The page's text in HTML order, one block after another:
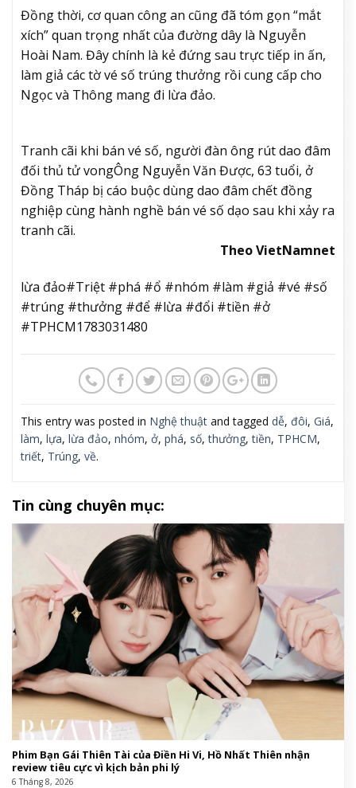
Đồng thời, cơ quan công an cũng đã tóm gọn “mắt
xích” quan trọng nhất của đường dây là Nguyễn
Hoài Nam. Đây chính là kẻ đứng sau trực tiếp in ấn,
làm giả các tờ vé số trúng thưởng rồi cung cấp cho
Ngọc và Thông mang đi lừa đảo.
Tranh cãi khi bán vé số, người đàn ông rút dao đâm
đối thủ tử vongÔng Nguyễn Văn Được, 63 tuổi, ở
Đồng Tháp bị cáo buộc dùng dao đâm chết đồng
nghiệp cùng hành nghề bán vé số dạo sau khi xảy ra
tranh cãi.
Theo VietNamnet
lừa đảo#Triệt #phá #ổ #nhóm #làm #giả #vé #số
#trúng #thưởng #để #lừa #đổi #tiền #ở
#TPHCM1783031480
This entry was posted in Nghệ thuật and tagged dễ, đôi, Giá,
làm, lựa, lừa đảo, nhóm, ở, phá, số,thưởng,tiền, TPHCM,
triết, Trúng, về.
Tin cùng chuyên mục:
Phim Bạn Gái Thiên Tài của Điền Hi Vi, Hồ Nhất Thiên nhận
review tiêu cực vì kịch bản phi lý
6 Tháng 8, 2026